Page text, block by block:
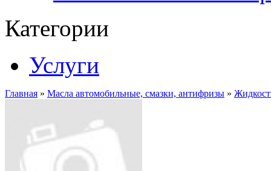
Категории
Услуги
Главная » Масла автомобильные, смазки, антифризы »